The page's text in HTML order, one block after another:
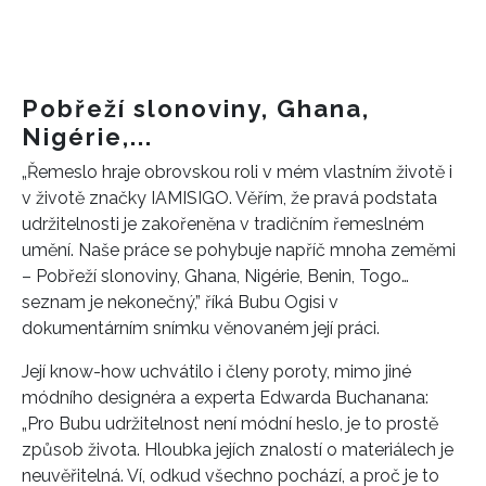
Pobřeží slonoviny, Ghana,
Nigérie,...
„Řemeslo hraje obrovskou roli v mém vlastním životě i
v životě značky IAMISIGO. Věřím, že pravá podstata
udržitelnosti je zakořeněna v tradičním řemeslném
umění. Naše práce se pohybuje napříč mnoha zeměmi
– Pobřeží slonoviny, Ghana, Nigérie, Benin, Togo…
seznam je nekonečný,” říká Bubu Ogisi v
dokumentárním snímku věnovaném její práci.
Její know-how uchvátilo i členy poroty, mimo jiné
módního designéra a experta Edwarda Buchanana:
„Pro Bubu udržitelnost není módní heslo, je to prostě
způsob života. Hloubka jejích znalostí o materiálech je
neuvěřitelná. Ví, odkud všechno pochází, a proč je to